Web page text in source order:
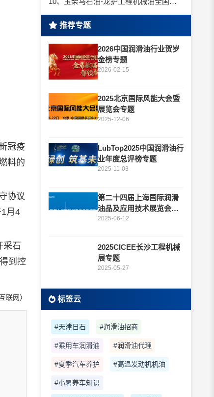
冠疫
料的
协议
月4
采石
到控
联网）
推荐专题
2026中国润滑油行业贺岁
金榜专题
2026-02-15
2025北京国际风能大会暨
展览会专题
2025-12-06
LubTop2025中国润滑油行
业年度总评榜专题
2025-11-03
第二十四届上海国际润滑
油品及应用技术展览会专
题
2025-06-12
2025CICEE长沙工程机械
展专题
2025-05-27
标签云
#天津日石 #润滑油招商
#乘用车润滑油 #润滑油代理
#夏季汽车养护 #高温发动机机油
#小暑养车知识